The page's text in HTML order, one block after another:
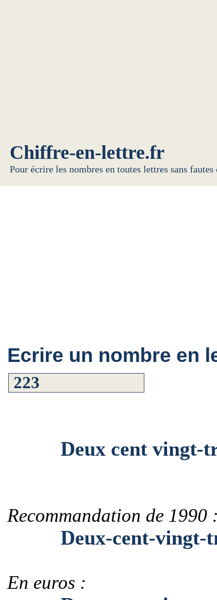
Chiffre-en-lettre.fr
Pour écrire les nombres en toutes lettres sans
Ecrire un nombre en
Deux cent vingt-
Recommandation de 1990
Deux-cent-vingt-
En euros :